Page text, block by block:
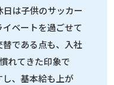
は子供のサッカー
ベートを過ごせて
である点も、入社
れてきた印象で
、基本給も上が